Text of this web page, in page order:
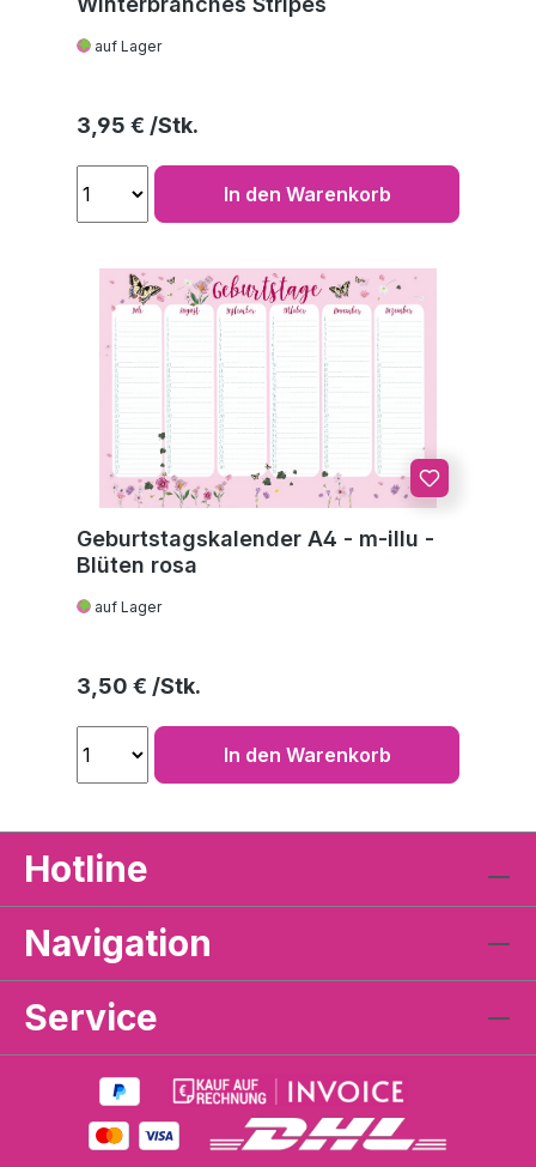
auf Lager
Regulärer Preis:
3,95 €
In den Warenkorb
Geburtstagskalender A4 - m-illu -
Blüten rosa
auf Lager
Regulärer Preis:
3,50 €
In den Warenkorb
Hotline
Navigation
Service